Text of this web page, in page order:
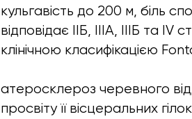
кульгавість до 200 м, біль
відповідає ІІБ, ІІІА, ІІІБ та
клінічною класифікацією
атеросклероз черевного
просвіту її вісцеральних